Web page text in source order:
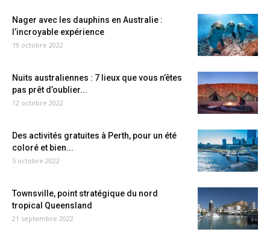
Nager avec les dauphins en Australie :
l’incroyable expérience
19 octobre 2022
Nuits australiennes : 7 lieux que vous n’êtes
pas prêt d’oublier...
12 octobre 2022
Des activités gratuites à Perth, pour un été
coloré et bien...
5 octobre 2022
Townsville, point stratégique du nord
tropical Queensland
21 septembre 2022